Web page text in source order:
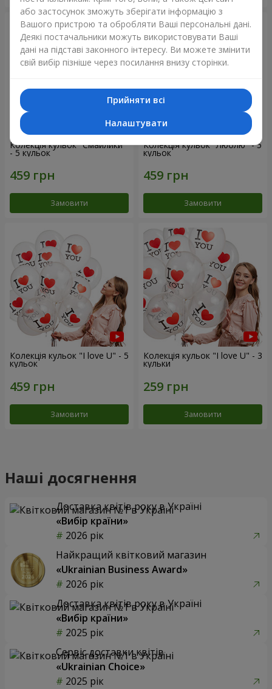
Колекція кульок "Смайлики"
- 5 кульок
Замовити
Колекція кульок "Люблю" - 5
кульок
Замовити
Колекція кульок "I love U" - 5
кульок
Замовити
Колекція кульок "I love U" - 3
кульки
Замовити
Наші досягнення
Доставка квітів року в Україні
«Вибір країни»
2026 рік
Найкращий квітковий магазин
«Ukrainian Business Award»
2026 рік
Доставка квітів року в Україні
«Вибір країни»
2025 рік
Сервіс доставки квітів
«Ukrainian Choice»
2025 рік
або застосунок зможуть зберігати інформацію з
Вашого пристрою та обробляти Ваші персональні дані.
Деякі постачальники можуть використовувати Ваші
дані на підставі законного інтересу. Ви можете змінити
свій вибір пізніше через посилання внизу сторінки.
Прийняти всі
Налаштувати